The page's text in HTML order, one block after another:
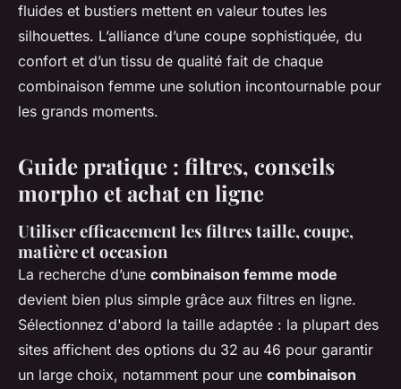
fluides et bustiers mettent en valeur toutes les
silhouettes. L’alliance d’une coupe sophistiquée, du
confort et d’un tissu de qualité fait de chaque
combinaison femme une solution incontournable pour
les grands moments.
Guide pratique : filtres, conseils
morpho et achat en ligne
Utiliser efficacement les filtres taille, coupe,
matière et occasion
La recherche d’une combinaison femme mode
devient bien plus simple grâce aux filtres en ligne.
Sélectionnez d'abord la taille adaptée : la plupart des
sites affichent des options du 32 au 46 pour garantir
un large choix, notamment pour une combinaison